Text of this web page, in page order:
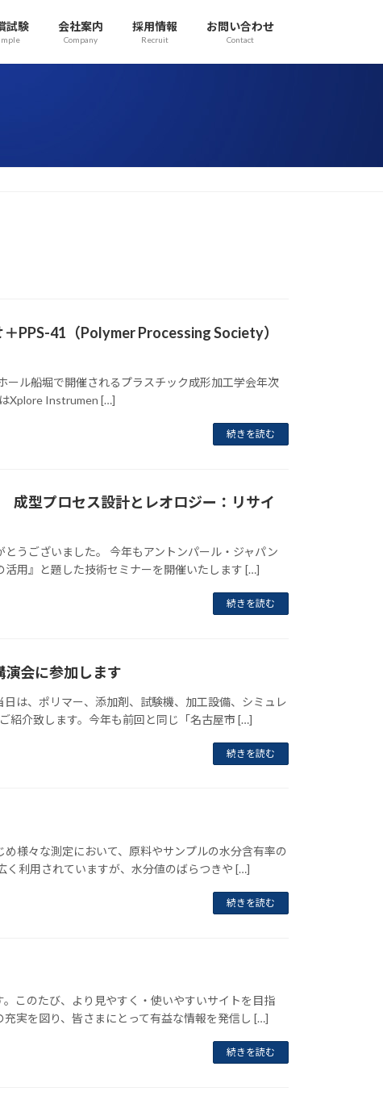
試験 会社案内
Company
採用情報
Recruit
お問い合わせ
Contact
41（Polymer Processing Society）
ル船堀で開催されるプラスチック成形加工学会年次
Xplore Instrumen […]
続きを読む
型プロセス設計とレオロジー：リサイ
うございました。 今年もアントンパール・ジャパン
用』と題した技術セミナーを開催いたします […]
続きを読む
会に参加します
は、ポリマー、添加剤、試験機、加工設備、シミュレ
紹介致します。今年も前回と同じ「名古屋市 […]
続きを読む
様々な測定において、原料やサンプルの水分含有率の
く利用されていますが、水分値のばらつきや […]
続きを読む
このたび、より見やすく・使いやすいサイトを目指
実を図り、皆さまにとって有益な情報を発信し […]
続きを読む